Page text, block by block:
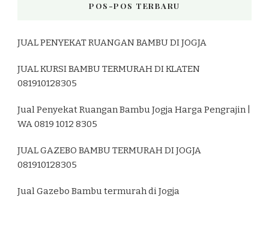
POS-POS TERBARU
JUAL PENYEKAT RUANGAN BAMBU DI JOGJA
JUAL KURSI BAMBU TERMURAH DI KLATEN
081910128305
Jual Penyekat Ruangan Bambu Jogja Harga Pengrajin |
WA 0819 1012 8305
JUAL GAZEBO BAMBU TERMURAH DI JOGJA
081910128305
Jual Gazebo Bambu termurah di Jogja